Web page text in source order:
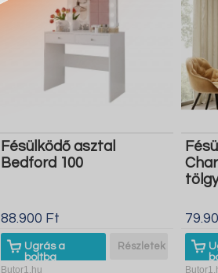
Fésülködő asztal
Bedford 100
88.900 Ft
Ugrás a
boltba
Részletek
Butor1.hu